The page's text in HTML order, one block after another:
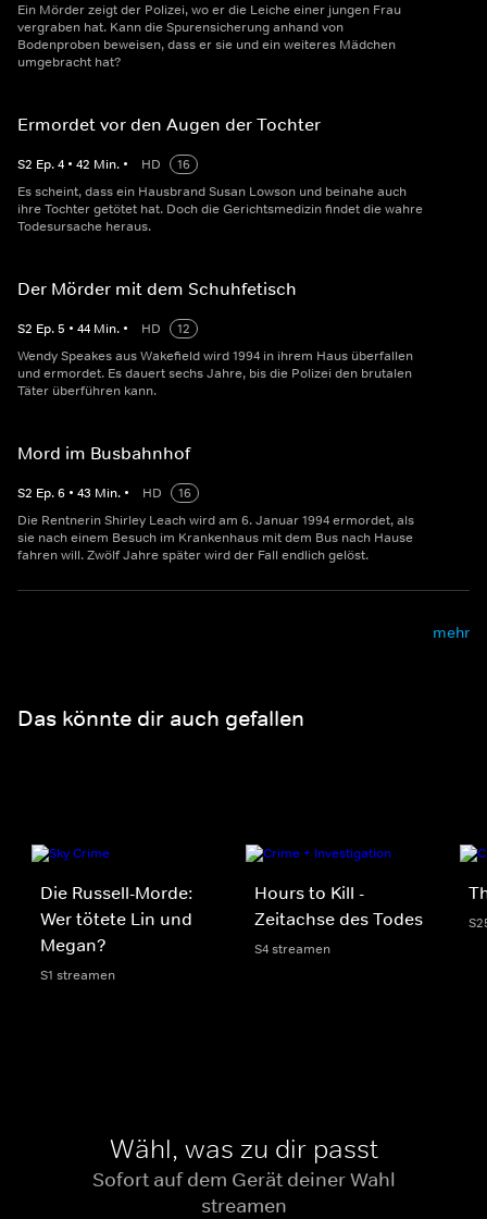
Ein Mörder zeigt der Polizei, wo er die Leiche einer jungen Frau
vergraben hat. Kann die Spurensicherung anhand von
Bodenproben beweisen, dass er sie und ein weiteres Mädchen
umgebracht hat?
Ermordet vor den Augen der Tochter
S2 Ep.4 • 42 Min. • HD
16
Es scheint, dass ein Hausbrand Susan Lowson und beinahe auch
ihre Tochter getötet hat. Doch die Gerichtsmedizin findet die wahre
Todesursache heraus.
Der Mörder mit dem Schuhfetisch
S2 Ep.5 • 44 Min. • HD
12
Wendy Speakes aus Wakefield wird 1994 in ihrem Haus überfallen
und ermordet. Es dauert sechs Jahre, bis die Polizei den brutalen
Täter überführen kann.
Mord im Busbahnhof
S2 Ep.6 • 43 Min. • HD
16
Die Rentnerin Shirley Leach wird am 6. Januar 1994 ermordet, als
sie nach einem Besuch im Krankenhaus mit dem Bus nach Hause
fahren will. Zwölf Jahre später wird der Fall endlich gelöst.
mehr
Das könnte dir auch gefallen
Die Russell-Morde:
Wer tötete Lin und
Megan?
S1 streamen
Hours to Kill -
Zeitachse des Todes
S4 streamen
Wähl, was zu dir passt
Sofort auf dem Gerät deiner Wahl
streamen